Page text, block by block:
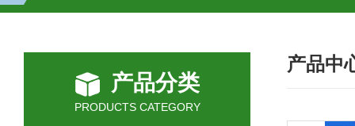
人全式钴氨素2(HTSB2)elisa试剂盒现
人鞘脂(SPH)elisa试剂盒现货速发
产品分类
PRODUCTS CATEGORY
产品中